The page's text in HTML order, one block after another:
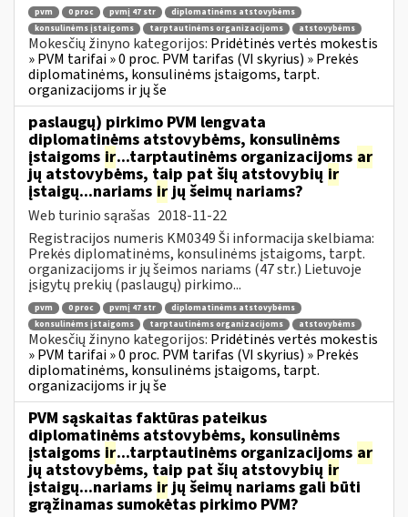
pvm 0 proc pvmį 47 str
diplomatinėms atstovybėms
konsulinėms įstaigoms
tarptautinėms organizacijoms atstovybėms
Mokesčių žinyno kategorijos: Pridėtinės vertės mokestis
» PVM tarifai » 0 proc. PVM tarifas (VI skyrius) » Prekės
diplomatinėms, konsulinėms įstaigoms, tarpt.
organizacijoms ir jų še
paslaugų) pirkimo PVM lengvata
diplomatinėms atstovybėms, konsulinėms
įstaigoms ir...tarptautinėms organizacijoms ar
jų atstovybėms, taip pat šių atstovybių ir
įstaigų...nariams irjų šeimų nariams?
Web turinio sąrašas 2018-11-22
Registracijos numeris KM0349 Ši informacija skelbiama:
Prekės diplomatinėms, konsulinėms įstaigoms, tarpt.
organizacijoms ir jų šeimos nariams (47 str.) Lietuvoje
įsigytų prekių (paslaugų) pirkimo...
pvm 0 proc pvmį 47 str
diplomatinėms atstovybėms
konsulinėms įstaigoms
tarptautinėms organizacijoms atstovybėms
Mokesčių žinyno kategorijos: Pridėtinės vertės mokestis
» PVM tarifai » 0 proc. PVM tarifas (VI skyrius) » Prekės
diplomatinėms, konsulinėms įstaigoms, tarpt.
organizacijoms ir jų še
PVM sąskaitas faktūras pateikus
diplomatinėms atstovybėms, konsulinėms
įstaigoms ir...tarptautinėms organizacijoms ar
jų atstovybėms, taip pat šių atstovybių ir
įstaigų...nariams irjų šeimų nariams gali būti
grąžinamas sumokėtas pirkimo PVM?